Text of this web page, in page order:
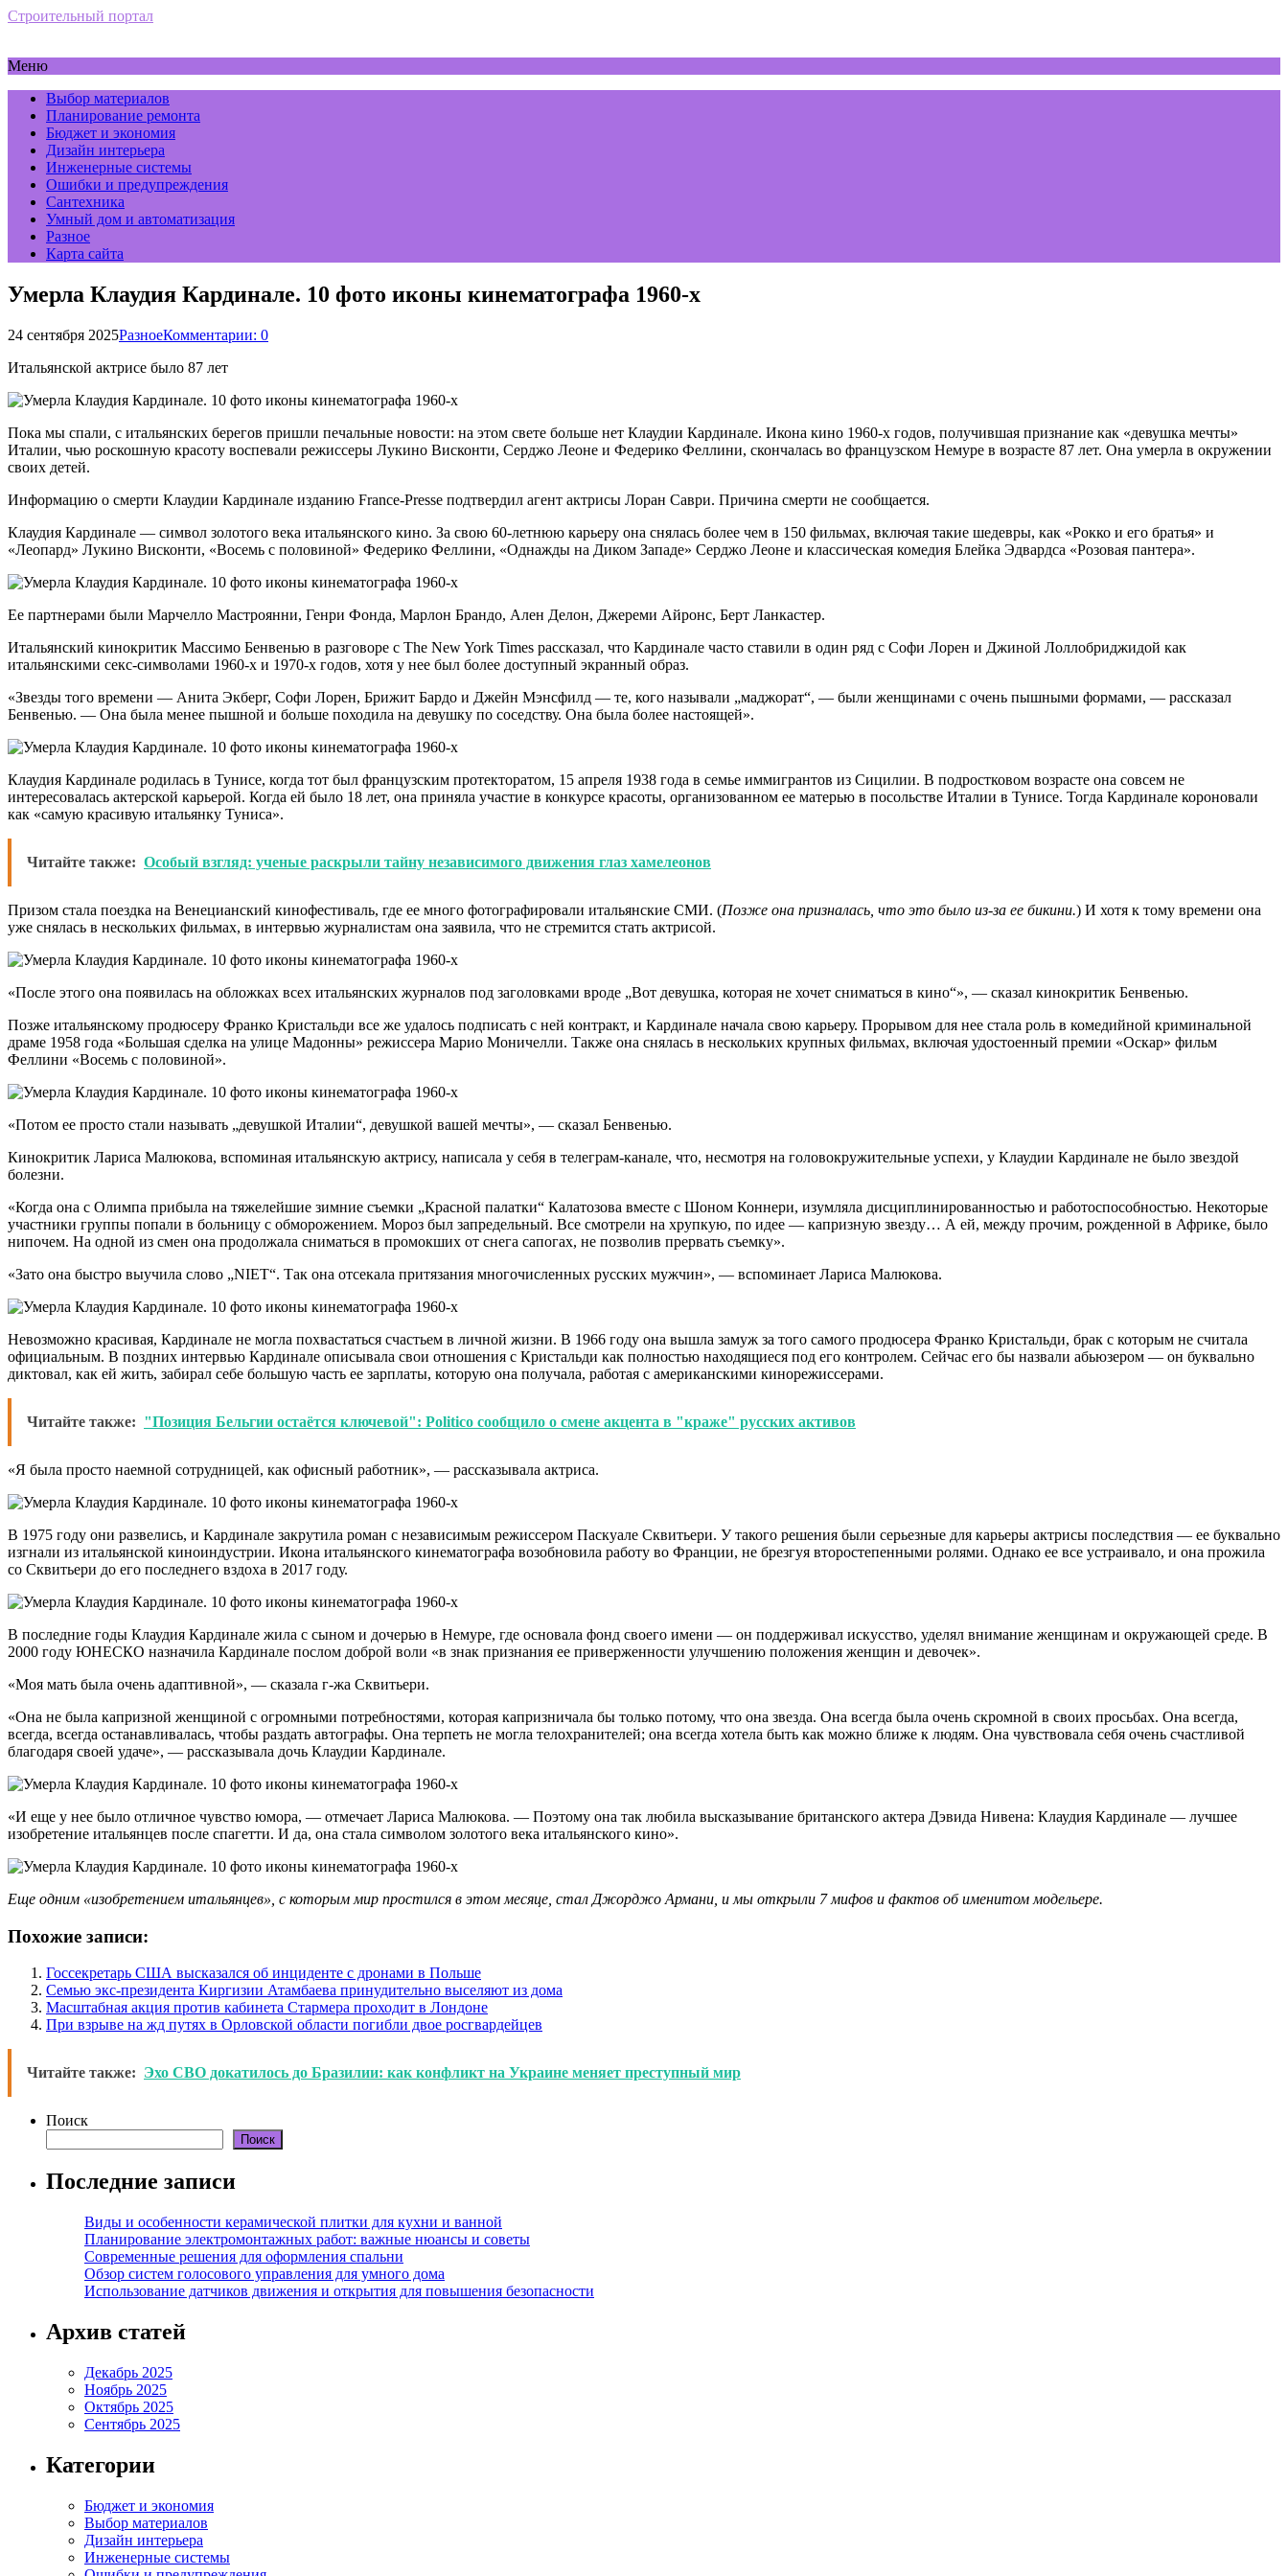
Строительный портал
Меню
Выбор материалов
Планирование ремонта
Бюджет и экономия
Дизайн интерьера
Инженерные системы
Ошибки и предупреждения
Сантехника
Умный дом и автоматизация
Разное
Карта сайта
Умерла Клаудия Кардинале. 10 фото иконы кинематографа 1960-х
24 сентября 2025РазноеКомментарии: 0
Итальянской актрисе было 87 лет
Пока мы спали, с итальянских берегов пришли печальные новости: на этом свете больше нет Клаудии Кардинале. Икона кино 1960-х годов, получившая признание как «девушка мечты»
Италии, чью роскошную красоту воспевали режиссеры Лукино Висконти, Серджо Леоне и Федерико Феллини, скончалась во французском Немуре в возрасте 87 лет. Она умерла в окружении
своих детей.
Информацию о смерти Клаудии Кардинале изданию France-Presse подтвердил агент актрисы Лоран Саври. Причина смерти не сообщается.
Клаудия Кардинале — символ золотого века итальянского кино. За свою 60-летнюю карьеру она снялась более чем в 150 фильмах, включая такие шедевры, как «Рокко и его братья» и
«Леопард» Лукино Висконти, «Восемь с половиной» Федерико Феллини, «Однажды на Диком Западе» Серджо Леоне и классическая комедия Блейка Эдвардса «Розовая пантера».
Ее партнерами были Марчелло Мастроянни, Генри Фонда, Марлон Брандо, Ален Делон, Джереми Айронс, Берт Ланкастер.
Итальянский кинокритик Массимо Бенвенью в разговоре с The New York Times рассказал, что Кардинале часто ставили в один ряд с Софи Лорен и Джиной Лоллобриджидой как
итальянскими секс-символами 1960-х и 1970-х годов, хотя у нее был более доступный экранный образ.
«Звезды того времени — Анита Экберг, Софи Лорен, Брижит Бардо и Джейн Мэнсфилд — те, кого называли „маджорат“, — были женщинами с очень пышными формами, — рассказал
Бенвенью. — Она была менее пышной и больше походила на девушку по соседству. Она была более настоящей».
Клаудия Кардинале родилась в Тунисе, когда тот был французским протекторатом, 15 апреля 1938 года в семье иммигрантов из Сицилии. В подростковом возрасте она совсем не
интересовалась актерской карьерой. Когда ей было 18 лет, она приняла участие в конкурсе красоты, организованном ее матерью в посольстве Италии в Тунисе. Тогда Кардинале короновали
как «самую красивую итальянку Туниса».
Читайте также: Особый взгляд: ученые раскрыли тайну независимого движения глаз хамелеонов
Призом стала поездка на Венецианский кинофестиваль, где ее много фотографировали итальянские СМИ. (Позже она призналась, что это было из-за ее бикини.) И хотя к тому времени она
уже снялась в нескольких фильмах, в интервью журналистам она заявила, что не стремится стать актрисой.
«После этого она появилась на обложках всех итальянских журналов под заголовками вроде „Вот девушка, которая не хочет сниматься в кино“», — сказал кинокритик Бенвенью.
Позже итальянскому продюсеру Франко Кристальди все же удалось подписать с ней контракт, и Кардинале начала свою карьеру. Прорывом для нее стала роль в комедийной криминальной
драме 1958 года «Большая сделка на улице Мадонны» режиссера Марио Моничелли. Также она снялась в нескольких крупных фильмах, включая удостоенный премии «Оскар» фильм
Феллини «Восемь с половиной».
«Потом ее просто стали называть „девушкой Италии“, девушкой вашей мечты», — сказал Бенвенью.
Кинокритик Лариса Малюкова, вспоминая итальянскую актрису, написала у себя в телеграм-канале, что, несмотря на головокружительные успехи, у Клаудии Кардинале не было звездой
болезни.
«Когда она с Олимпа прибыла на тяжелейшие зимние съемки „Красной палатки“ Калатозова вместе с Шоном Коннери, изумляла дисциплинированностью и работоспособностью. Некоторые
участники группы попали в больницу с обморожением. Мороз был запредельный. Все смотрели на хрупкую, по идее — капризную звезду… А ей, между прочим, рожденной в Африке, было
нипочем. На одной из смен она продолжала сниматься в промокших от снега сапогах, не позволив прервать съемку».
«Зато она быстро выучила слово „NIET“. Так она отсекала притязания многочисленных русских мужчин», — вспоминает Лариса Малюкова.
Невозможно красивая, Кардинале не могла похвастаться счастьем в личной жизни. В 1966 году она вышла замуж за того самого продюсера Франко Кристальди, брак с которым не считала
официальным. В поздних интервью Кардинале описывала свои отношения с Кристальди как полностью находящиеся под его контролем. Сейчас его бы назвали абьюзером — он буквально
диктовал, как ей жить, забирал себе большую часть ее зарплаты, которую она получала, работая с американскими кинорежиссерами.
Читайте также: "Позиция Бельгии остаётся ключевой": Politico сообщило о смене акцента в "краже" русских активов
«Я была просто наемной сотрудницей, как офисный работник», — рассказывала актриса.
В 1975 году они развелись, и Кардинале закрутила роман с независимым режиссером Паскуале Сквитьери. У такого решения были серьезные для карьеры актрисы последствия — ее буквально
изгнали из итальянской киноиндустрии. Икона итальянского кинематографа возобновила работу во Франции, не брезгуя второстепенными ролями. Однако ее все устраивало, и она прожила
со Сквитьери до его последнего вздоха в 2017 году.
В последние годы Клаудия Кардинале жила с сыном и дочерью в Немуре, где основала фонд своего имени — он поддерживал искусство, уделял внимание женщинам и окружающей среде. В
2000 году ЮНЕСКО назначила Кардинале послом доброй воли «в знак признания ее приверженности улучшению положения женщин и девочек».
«Моя мать была очень адаптивной», — сказала г-жа Сквитьери.
«Она не была капризной женщиной с огромными потребностями, которая капризничала бы только потому, что она звезда. Она всегда была очень скромной в своих просьбах. Она всегда,
всегда, всегда останавливалась, чтобы раздать автографы. Она терпеть не могла телохранителей; она всегда хотела быть как можно ближе к людям. Она чувствовала себя очень счастливой
благодаря своей удаче», — рассказывала дочь Клаудии Кардинале.
«И еще у нее было отличное чувство юмора, — отмечает Лариса Малюкова. — Поэтому она так любила высказывание британского актера Дэвида Нивена: Клаудия Кардинале — лучшее
изобретение итальянцев после спагетти. И да, она стала символом золотого века итальянского кино».
Еще одним «изобретением итальянцев», с которым мир простился в этом месяце, стал Джорджо Армани, и мы открыли 7 мифов и фактов об именитом модельере.
Похожие записи:
Госсекретарь США высказался об инциденте с дронами в Польше
Семью экс-президента Киргизии Атамбаева принудительно выселяют из дома
Масштабная акция против кабинета Стармера проходит в Лондоне
При взрыве на жд путях в Орловской области погибли двое росгвардейцев
Читайте также: Эхо СВО докатилось до Бразилии: как конфликт на Украине меняет преступный мир
Поиск
Поиск
Последние записи
Виды и особенности керамической плитки для кухни и ванной
Планирование электромонтажных работ: важные нюансы и советы
Современные решения для оформления спальни
Обзор систем голосового управления для умного дома
Использование датчиков движения и открытия для повышения безопасности
Архив статей
Декабрь 2025
Ноябрь 2025
Октябрь 2025
Сентябрь 2025
Категории
Бюджет и экономия
Выбор материалов
Дизайн интерьера
Инженерные системы